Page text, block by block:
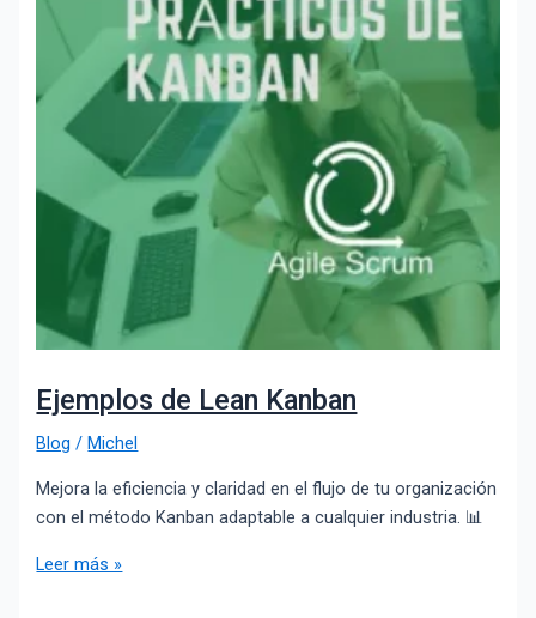
Ejemplos de Lean Kanban
Blog / Michel
Mejora la eficiencia y claridad en el flujo de tu organización
con el método Kanban adaptable a cualquier industria. 📊
Leer más »